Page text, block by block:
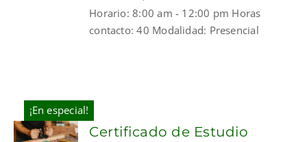
Horario: 8:00 am - 12:00 pm Horas
contacto: 40 Modalidad: Presencial
¡En especial!
Certificado de Estudio